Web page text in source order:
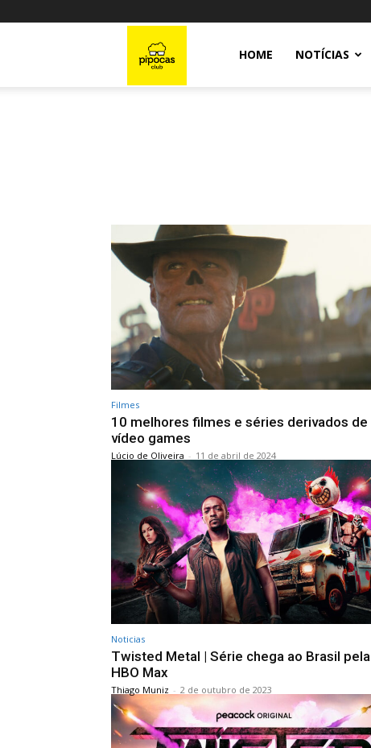
HOME NOTÍCIAS
Filmes
10 melhores filmes e séries derivados de
vídeo games
Lúcio de Oliveira - 11 de abril de 2024
Noticias
Twisted Metal | Série chega ao Brasil pela
HBO Max
Thiago Muniz - 2 de outubro de 2023